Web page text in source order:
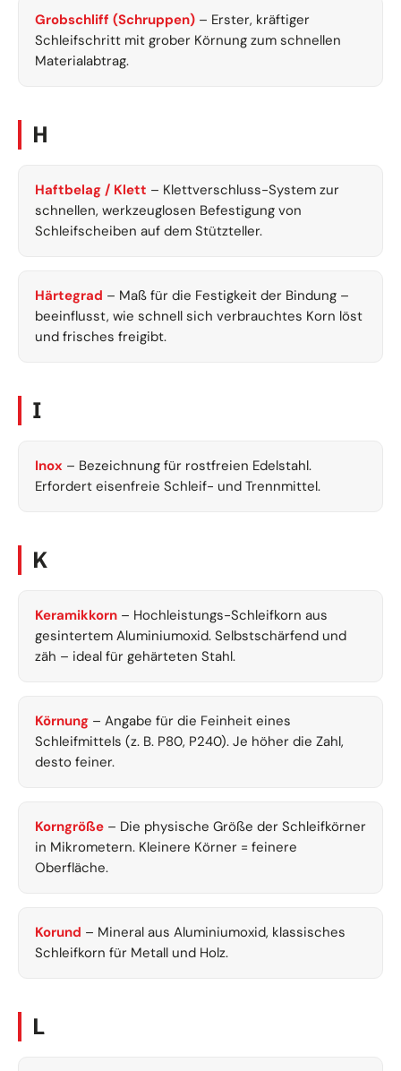
Grobschliff (Schruppen) – Erster, kräftiger
Schleifschritt mit grober Körnung zum schnellen
Materialabtrag.
H
Haftbelag / Klett – Klettverschluss-System zur
schnellen, werkzeuglosen Befestigung von
Schleifscheiben auf dem Stützteller.
Härtegrad – Maß für die Festigkeit der Bindung –
beeinflusst, wie schnell sich verbrauchtes Korn löst
und frisches freigibt.
I
Inox – Bezeichnung für rostfreien Edelstahl.
Erfordert eisenfreie Schleif- und Trennmittel.
K
Keramikkorn – Hochleistungs-Schleifkorn aus
gesintertem Aluminiumoxid. Selbstschärfend und
zäh – ideal für gehärteten Stahl.
Körnung – Angabe für die Feinheit eines
Schleifmittels (z. B. P80, P240). Je höher die Zahl,
desto feiner.
Korngröße – Die physische Größe der Schleifkörner
in Mikrometern. Kleinere Körner = feinere
Oberfläche.
Korund – Mineral aus Aluminiumoxid, klassisches
Schleifkorn für Metall und Holz.
L